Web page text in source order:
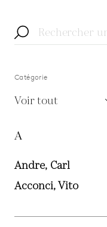
Catégorie
Voir tout
A
Andre, Carl
Acconci, Vito